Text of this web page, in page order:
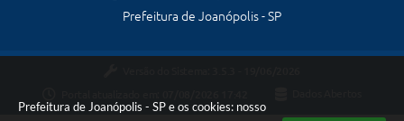
Prefeitura de Joanópolis - SP e os cookies: nosso
Prefeitura de Joanópolis - SP